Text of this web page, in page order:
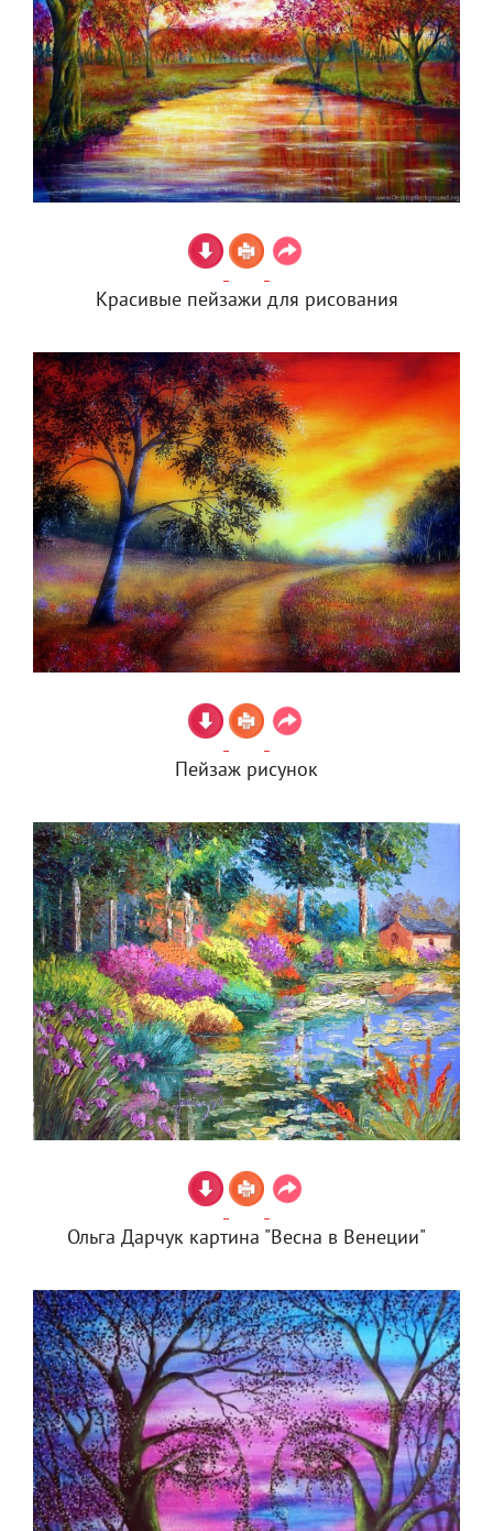
Красивые пейзажи для рисования
Пейзаж рисунок
Ольга Дарчук картина "Весна в Венеции"